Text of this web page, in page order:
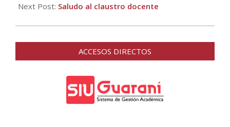
13
Next Post: Saludo al claustro docente
ACCESOS DIRECTOS